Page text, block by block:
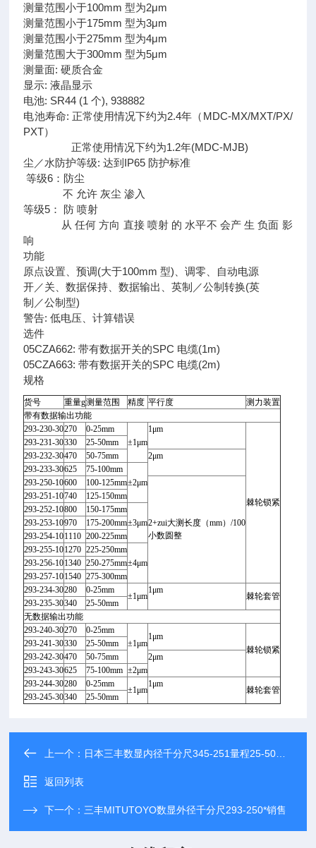
测量范围小于100mm 型为2μm
测量范围小于175mm 型为3μm
测量范围小于275mm 型为4μm
测量范围大于300mm 型为5μm
测量面: 硬质合金
显示: 液晶显示
电池: SR44 (1 个), 938882
电池寿命: 正常使用情况下约为2.4年（MDC-MX/MXT/PX/
PXT）
正常使用情况下约为1.2年(MDC-MJB)
尘／水防护等级: 达到IP65 防护标准
等级6：防尘
不 允许 灰尘 渗入
等级5： 防 喷射
从 任何 方向 直接 喷射 的 水平不 会产 生 负面 影
响
功能
原点设置、预调(大于100mm 型)、调零、自动电源
开／关、数据保持、数据输出、英制／公制转换(英
制／公制型)
警告: 低电压、计算错误
选件
05CZA662: 带有数据开关的SPC 电缆(1m)
05CZA663: 带有数据开关的SPC 电缆(2m)
规格
货号 重量g测量范围 精度 平行度
测力装置
带有数据输出功能
293-230-30270
0-25mm
±1μm
1μm
棘轮锁紧
293-231-30330
25-50mm
293-232-30470 50-75mm 2μm
293-233-30625
75-100mm
±2μm
293-250-10600 100-125mm
2+zui大测长度（mm）/100
小数圆整
293-251-10740
125-150mm
293-252-10800
150-175mm
±3μm
293-253-10970
175-200mm
293-254-101110 200-225mm
293-255-101270 225-250mm
±4μm
293-256-101340 250-275mm
293-257-101540 275-300mm
293-234-30280 0-25mm
±1μm
1μm
棘轮套管
293-235-30340
25-50mm
无数据输出功能
293-240-30270
0-25mm
±1μm
1μm
棘轮锁紧
293-241-30330
25-50mm
293-242-30470 50-75mm 2μm
293-243-30625 75-100mm ±2μm
293-244-30280 0-25mm
±1μm
1μm
棘轮套管
293-245-30340 25-50mm
上一个： 日本三丰数显内径千分尺345-251量程25-50mm
返回列表
下一个： 三丰MITUTOYO数显外径千分尺293-250*销售